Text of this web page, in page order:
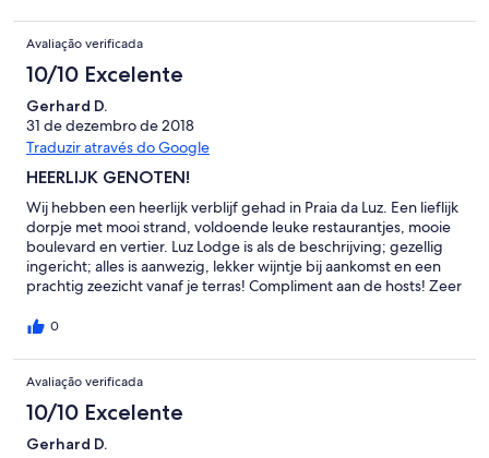
Restaurants und Cafés zu erreichen.
Avaliação verificada
10/10 Excelente
Gerhard D.
31 de dezembro de 2018
Traduzir através do Google
HEERLIJK GENOTEN!
Wij hebben een heerlijk verblijf gehad in Praia da Luz. Een lieflijk
dorpje met mooi strand, voldoende leuke restaurantjes, mooie
boulevard en vertier. Luz Lodge is als de beschrijving; gezellig
ingericht; alles is aanwezig, lekker wijntje bij aankomst en een
prachtig zeezicht vanaf je terras! Compliment aan de hosts! Zeer
nog eens terug!!
0
Avaliação verificada
10/10 Excelente
Gerhard D.